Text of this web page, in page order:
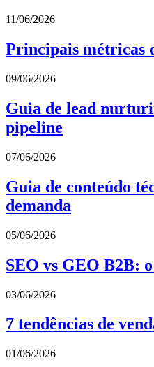
11/06/2026
Principais métricas
09/06/2026
Guia de lead
pipeline
07/06/2026
Guia de conteúdo
demanda
05/06/2026
SEO vs GEO B2B:
03/06/2026
7 tendências de
01/06/2026